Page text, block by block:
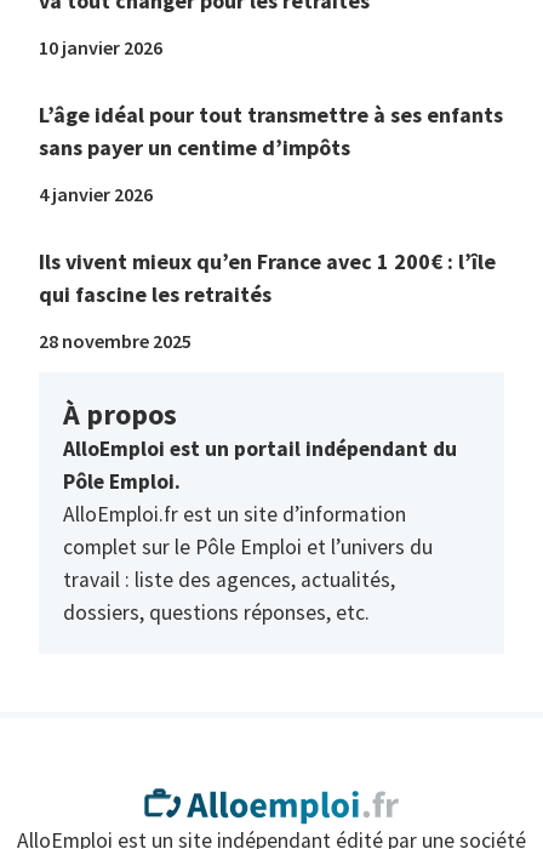
10 janvier 2026
L’âge idéal pour tout transmettre à ses enfants
sans payer un centime d’impôts
4 janvier 2026
Ils vivent mieux qu’en France avec 1 200€ : l’île
qui fascine les retraités
28 novembre 2025
À propos
AlloEmploi est un portail indépendant du
Pôle Emploi.
AlloEmploi.fr est un site d’information
complet sur le Pôle Emploi et l’univers du
travail : liste des agences, actualités,
dossiers, questions réponses, etc.
AlloEmploi est un site indépendant édité par une société